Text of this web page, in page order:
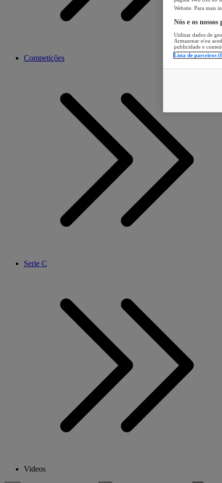
Competições
Serie C
Videos
Website. Para mais
Nós e os
Utilizar dados de
Armazenar e/ou
publicidade e
Lista de parceiros